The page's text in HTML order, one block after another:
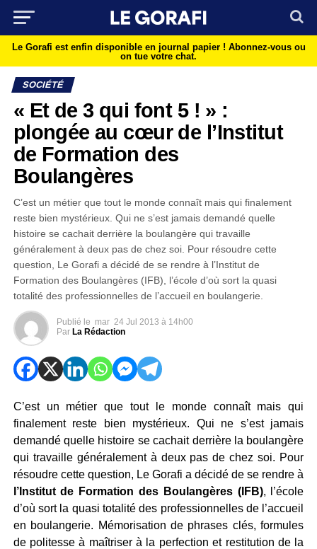
Le Gorafi est enfin disponible en journal papier ! Abonnez-vous ou
on tue votre chat.
SOCIÉTÉ
« Et de 3 qui font 5 ! » :
plongée au cœur de l’Institut
de Formation des
Boulangères
C’est un métier que tout le monde connaît mais qui finalement
reste bien mystérieux. Qui ne s’est jamais demandé quelle
histoire se cachait derrière la boulangère qui travaille
généralement à deux pas de chez soi. Pour résoudre cette
question, Le Gorafi a décidé de se rendre à l’Institut de
Formation des Boulangères (IFB), l’école d’où sort la quasi
totalité des professionnelles de l’accueil en boulangerie.
Publié le mar 24 Jul 2013 à 14h00
Par La Rédaction
C’est un métier que tout le monde connaît mais qui
finalement reste bien mystérieux. Qui ne s’est jamais
demandé quelle histoire se cachait derrière la boulangère
qui travaille généralement à deux pas de chez soi. Pour
résoudre cette question, Le Gorafi a décidé de se rendre à
l’Institut de Formation des Boulangères (IFB), l’école
d’où sort la quasi totalité des professionnelles de l’accueil
en boulangerie. Mémorisation de phrases clés, formules
de politesse à maîtriser à la perfection et restitution de la